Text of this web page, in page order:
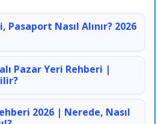
Nasıl Alınır? 2026
Pazar Yeri Rehberi |
2026 | Nerede, Nasıl